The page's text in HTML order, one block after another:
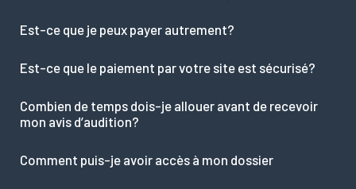
Est-ce que je peux payer autrement?
Est-ce que le paiement par votre site est sécurisé?
Combien de temps dois-je allouer avant de recevoir
mon avis d’audition?
Comment puis-je avoir accès à mon dossier